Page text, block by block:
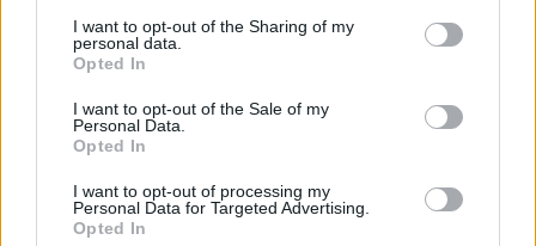
I want to opt-out of the Sharing of my
personal data.
Opted In
I want to opt-out of the Sale of my
Personal Data.
Opted In
I want to opt-out of processing my
Personal Data for Targeted Advertising.
Opted In
για την άμυνα.